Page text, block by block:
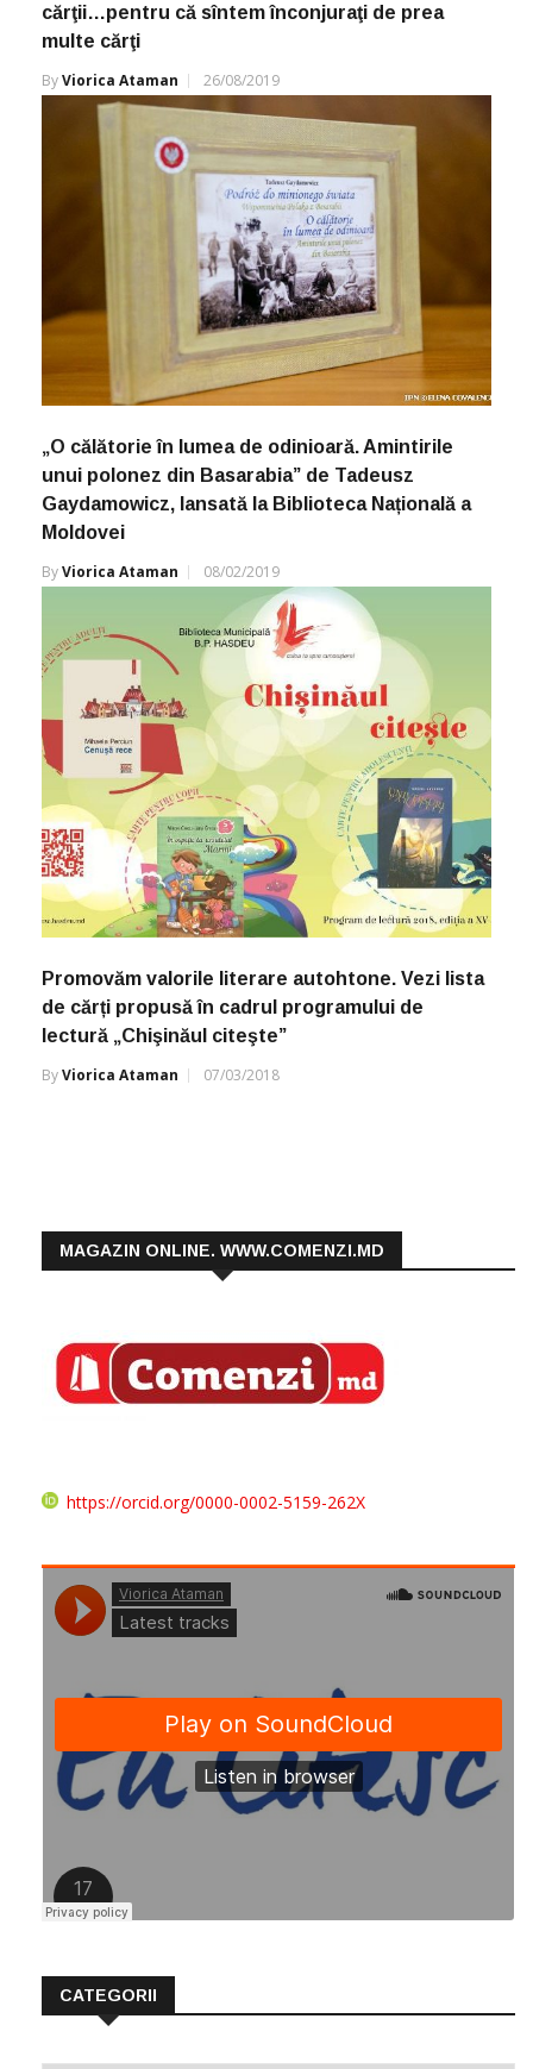
cărţii…pentru că sîntem înconjuraţi de prea
multe cărţi
ByViorica Ataman 26/08/2019
„O călătorie în lumea de odinioară. Amintirile
unui polonez din Basarabia” de Tadeusz
Gaydamowicz, lansată la Biblioteca Națională a
Moldovei
ByViorica Ataman 08/02/2019
Promovăm valorile literare autohtone. Vezi lista
de cărți propusă în cadrul programului de
lectură „Chişinăul citeşte”
ByViorica Ataman 07/03/2018
MAGAZIN ONLINE. WWW.COMENZI.MD
https://orcid.org/0000-0002-5159-262X
CATEGORII